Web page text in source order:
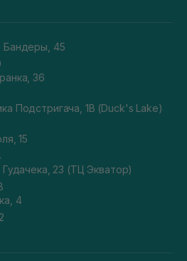
Бандеры, 45
36
Подстригача, 1В (Duck's Lake)
15
Гудачека, 23 (ТЦ Экватор)
4